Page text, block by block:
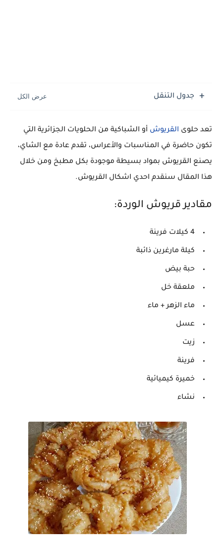
جدول التنقل
تعد حلوى القريوش أو الشباكية من الحلويات الجزائرية التي
تكون حاضرة في المناسبات والأعراس، تقدم عادة مع الشاي،
يصنع القريوش بمواد بسيطة موجودة بكل مطبخ ومن خلال
هذا المقال سنقدم احدي اشكال القريوش.
مقادير قريوش الوردة:
4 كيلات فرينة
كيلة مارغرين ذائبة
حبة بيض
ملعقة خل
ماء الزهر + ماء
عسل
زيت
فرينة
خميرة كيميائية
نشاء